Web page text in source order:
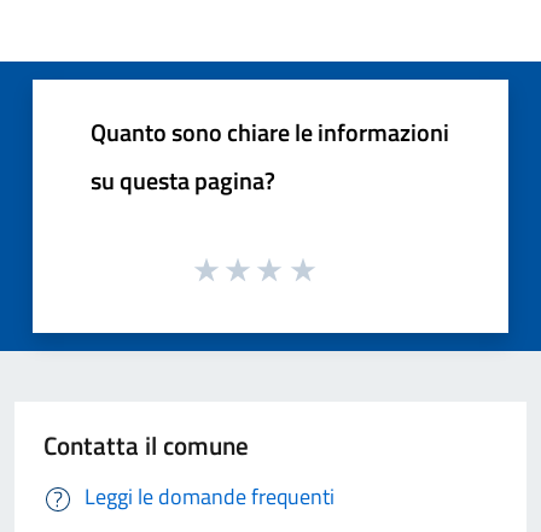
Quanto sono chiare le informazioni
su questa pagina?
Contatta il comune
Leggi le domande frequenti